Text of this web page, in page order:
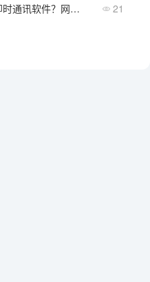
保险行业用什么即时通讯软件？网点多监管严怎么选 21